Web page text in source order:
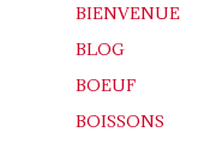
BIENVENUE
BLOG
BOEUF
BOISSONS